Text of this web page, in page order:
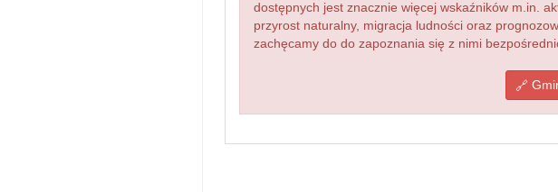
dostępnych jest znacznie więcej wskaźników m.in.
przyrost naturalny, migracja ludności oraz
zachęcamy do do zapoznania się z nimi